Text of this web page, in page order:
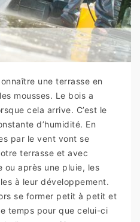
une terrasse en
mousses. Le bois a
cela arrive. C’est le
d’humidité. En
par le vent vont se
terrasse et avec
ou après une pluie, les
à leur développement.
se former petit à petit et
temps pour que celui-ci